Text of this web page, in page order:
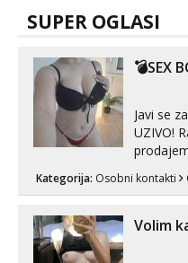
SUPER OGLASI
💣SEX
Javi se
UZIVO! Radim videopozive, dopisivanja,
prodajem
Kategorija: Osobni kontakti
Volim